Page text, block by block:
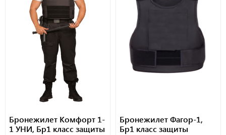
Бронежилет Комфорт 1-
1 УНИ, Бр1 класс защиты
Бронежилет Фагор-1,
Бр1 класс защиты